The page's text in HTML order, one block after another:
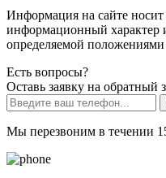
Информация на сайте
информационный характер
определяемой положениями
Есть вопросы?
Оставь заявку на обратный
Мы перезвоним в течении